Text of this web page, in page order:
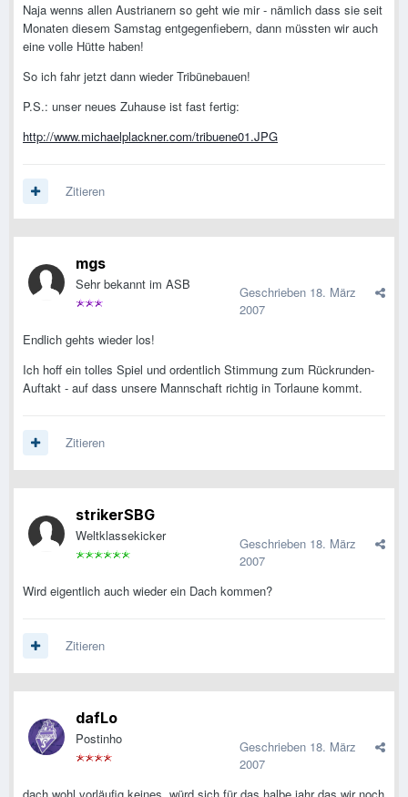
Naja wenns allen Austrianern so geht wie mir - nämlich dass sie seit
Monaten diesem Samstag entgegenfiebern, dann müssten wir auch
eine volle Hütte haben!
So ich fahr jetzt dann wieder Tribünebauen!
P.S.: unser neues Zuhause ist fast fertig:
http://www.michaelplackner.com/tribuene01.JPG
Zitieren
mgs
Sehr bekannt im ASB Geschrieben 18. März
2007
Endlich gehts wieder los!
Ich hoff ein tolles Spiel und ordentlich Stimmung zum Rückrunden-
Auftakt - auf dass unsere Mannschaft richtig in Torlaune kommt.
Zitieren
strikerSBG
Weltklassekicker Geschrieben 18. März
2007
Wird eigentlich auch wieder ein Dach kommen?
Zitieren
dafLo
Postinho Geschrieben 18. März
2007